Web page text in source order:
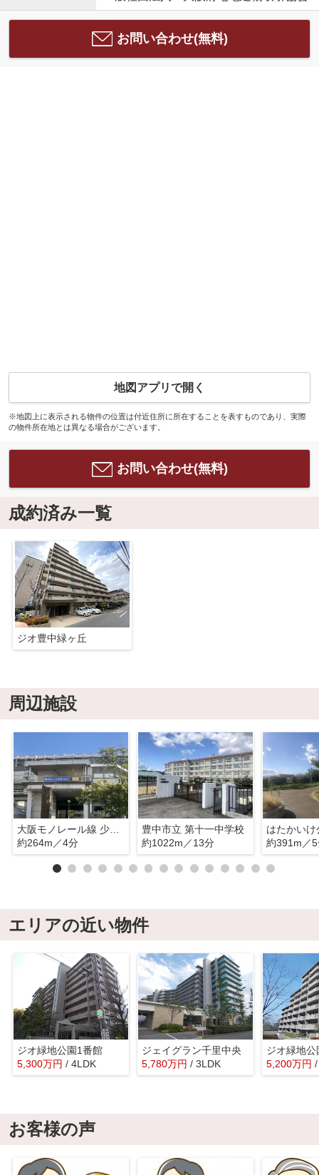
お問い合わせ(無料)
地図アプリで開く
※地図上に表示される物件の位置は付近住所に所在することを表すものであり、実際
の物件所在地とは異なる場合がございます。
お問い合わせ(無料)
成約済み一覧
ジオ豊中緑ヶ丘
周辺施設
大阪モノレール線 少路駅
約264m／4分
豊中市立 第十一中学校
約1022m／13分
はたかいけ
約391m／
エリアの近い物件
ジオ緑地公園1番館
5,300万円 / 4LDK
ジェイグラン千里中央
5,780万円 / 3LDK
ジオ緑地公
5,200万円
お客様の声